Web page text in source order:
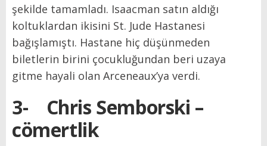
şekilde tamamladı. Isaacman satın aldığı
koltuklardan ikisini St. Jude Hastanesi
bağışlamıştı. Hastane hiç düşünmeden
biletlerin birini çocukluğundan beri uzaya
gitme hayali olan Arceneaux’ya verdi.
3- Chris Semborski –
cömertlik